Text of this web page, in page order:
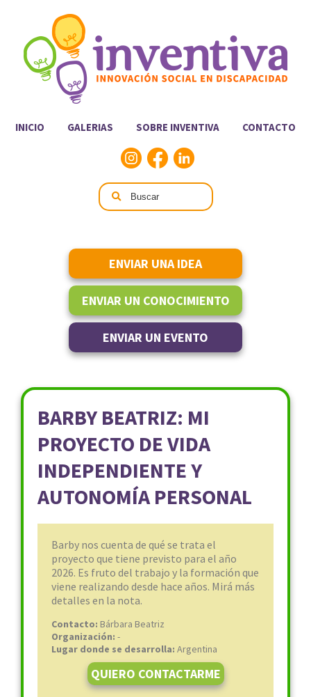
INICIO GALERIAS SOBRE INVENTIVA CONTACTO
ENVIAR UNA IDEA
ENVIAR UN CONOCIMIENTO
ENVIAR UN EVENTO
BARBY BEATRIZ: MI
PROYECTO DE VIDA
INDEPENDIENTE Y
AUTONOMÍA PERSONAL
Barby nos cuenta de qué se trata el
proyecto que tiene previsto para el año
2026. Es fruto del trabajo y la formación que
viene realizando desde hace años. Mirá más
detalles en la nota.
Contacto: Bárbara Beatriz
Organización: -
Lugar donde se desarrolla: Argentina
QUIERO CONTACTARME